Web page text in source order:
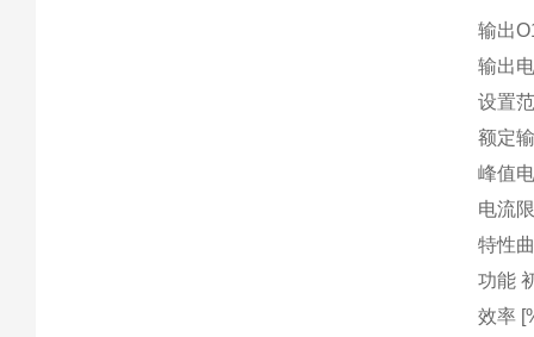
输出
输出
设置
额定
峰值
电流
特性
功能
效率